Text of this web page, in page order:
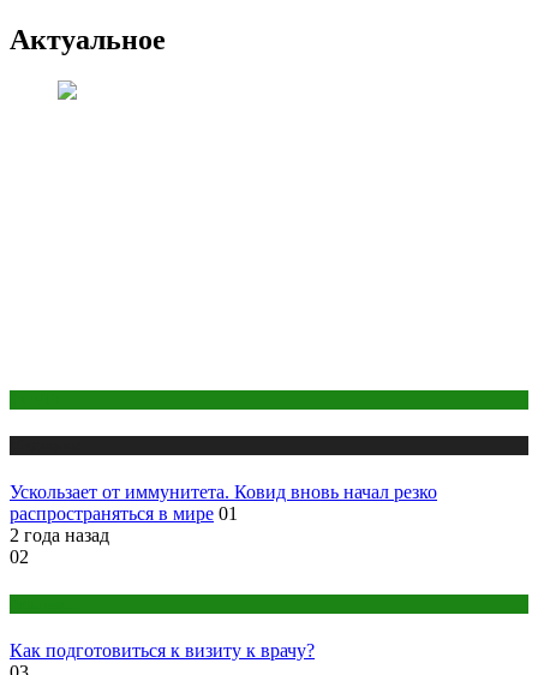
Актуальное
Ускользает от иммунитета. Ковид вновь начал резко
распространяться в мире 01
2 года назад
02
Как подготовиться к визиту к врачу?